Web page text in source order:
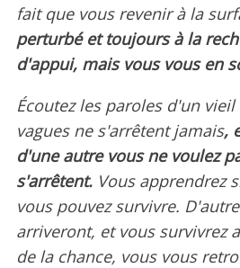
fait que vous revenir à la
perturbé et toujours à la
d'appui, mais vous vous en
Écoutez les paroles d'un
vagues ne s'arrêtent jamais,
d'une autre vous ne voulez
s'arrêtent. Vous apprendrez
vous pouvez survivre.
arriveront, et vous survivrez
de la chance, vous vous